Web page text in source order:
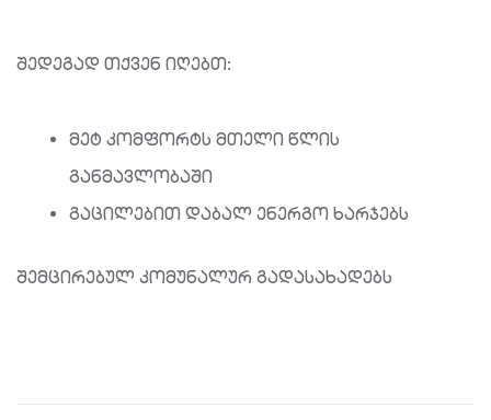
შედეგად თქვენ იღებთ:
მეტ კომფორტს მთელი წლის
განმავლობაში
გაცილებით დაბალ ენერგო ხარჯებს
შემცირებულ კომუნალურ გადასახადებს